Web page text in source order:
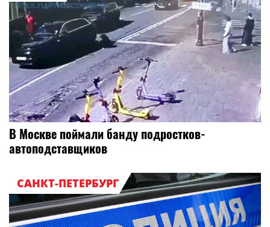
В Москве поймали банду подростков-
автоподставщиков
САНКТ-ПЕТЕРБУРГ